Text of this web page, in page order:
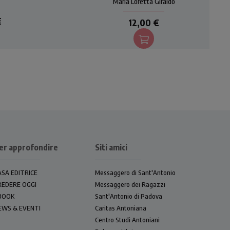
all'amicizia. Incantevoli le
illustrazioni di Nicoletta
Bertelle.
12,00 €
approfondire
EDITRICE
OGGI
& EVENTI
Siti amici
Messaggero di Sant'Antonio
Messaggero dei Ragazzi
Sant'Antonio di Padova
Caritas Antoniana
Centro Studi Antoniani